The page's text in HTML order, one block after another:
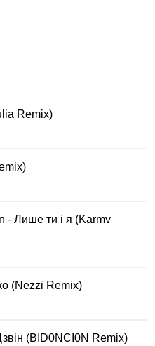
Remix)
- Лише ти і я (Karmv
(Nezzi Remix)
(BID0NCI0N Remix)